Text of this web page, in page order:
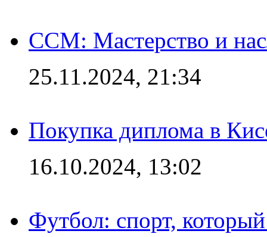
CCM: Мастерство и
25.11.2024, 21:34
Покупка диплома в
16.10.2024, 13:02
Футбол: спорт,